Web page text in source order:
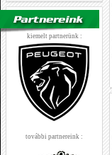
kiemelt partnerünk :
további partnereink :